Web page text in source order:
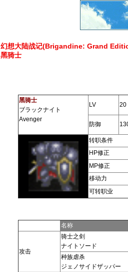
幻想大陆战记(Brigandine: Grand
黑骑士
黑骑士
ブラックナイト
Avenger
LV 20
防御
转职条件
HP修正
MP修正
移动力
可转职业
名称
攻击
骑士之剑
ナイトソード
种族虐杀
ジェノサイドザッパー